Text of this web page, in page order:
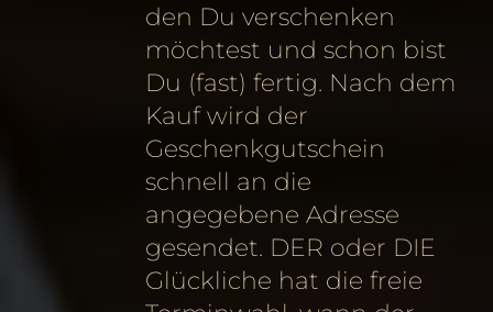
den Du verschenken
möchtest und schon bist
Du (fast) fertig. Nach dem
Kauf wird der
Geschenkgutschein
schnell an die
angegebene Adresse
gesendet. DER oder DIE
Glückliche hat die freie